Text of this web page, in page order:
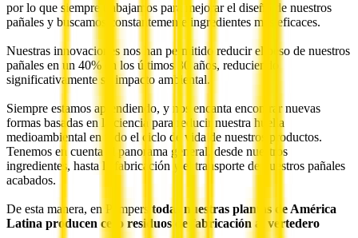
por lo que siempre trabajamos para mejorar el diseño de nuestros
pañales y buscamos constantemente ingredientes más eficaces.
Nuestras innovaciones nos han permitido reducir el peso de nuestros
pañales en un 40% en los últimos 30 años, reduciendo
significativamente su impacto ambiental.
Siempre estamos aprendiendo, y nos encanta encontrar nuevas
formas basadas en la ciencia para reducir nuestra huella
medioambiental en todo el ciclo de vida de nuestros productos.
Tenemos en cuenta el panorama general, desde nuestros
ingredientes, hasta la fabricación y el transporte de nuestros pañales
acabados.
De esta manera, en Pampers todas nuestras plantas de América
Latina producen cero residuos de fabricación al vertedero